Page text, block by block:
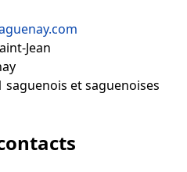
Jean
saguenois et saguenoises